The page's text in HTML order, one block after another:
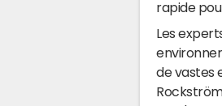
rapide
Les
de vastes